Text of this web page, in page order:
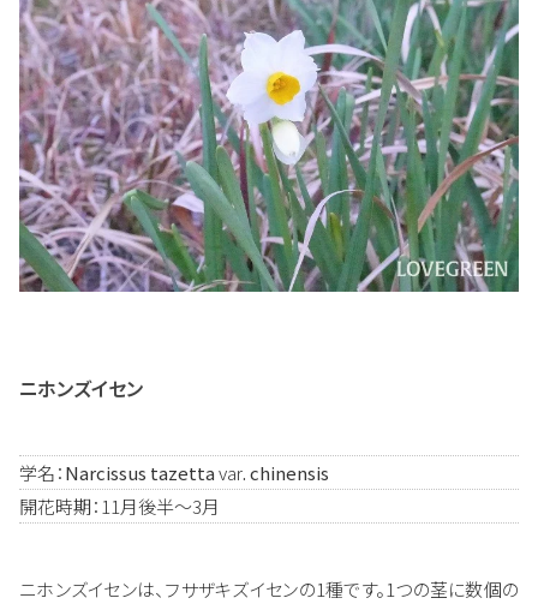
ニホンズイセン
学名：Narcissus tazettavar. chinensis
開花時期：11月後半～3月
ニホンズイセンは、フサザキズイセンの1種です。1つの茎に数個の